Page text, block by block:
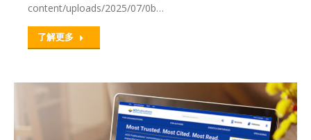
content/uploads/2025/07/0b…
了解更多